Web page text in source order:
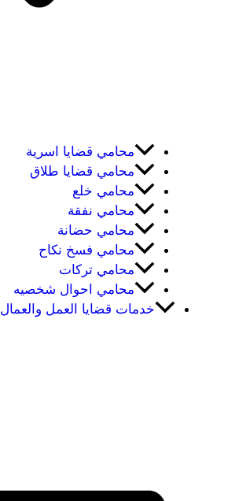
محامي قضايا اسرية
محامي قضايا طلاق
محامي خلع
محامي نفقة
محامي حضانة
محامي فسخ نكاح
محامي تركات
محامي احوال شخصيه
خدمات قضايا العمل والعمال